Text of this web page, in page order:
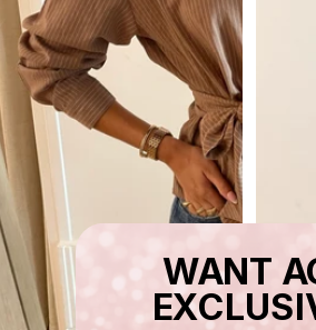
WANT